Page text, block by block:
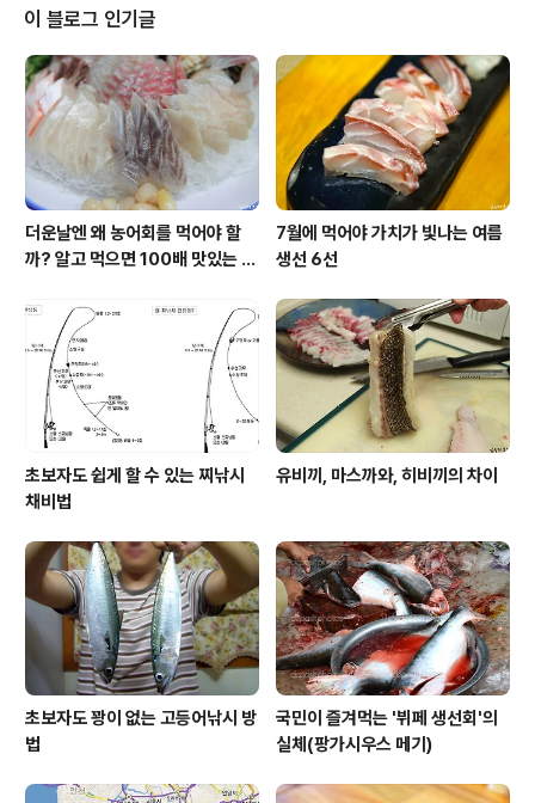
0% 이상으로 이곳을 여행하지 않고선 뉴칼레도니아 여행
을 제대로 하지 못했다고 해도 과언이 아니랍니다. 이제부
터 천혜의 자연과 산호바다가 살아 숨쉬는 곳 일데팡으로
출발해보아요 ^^* 뉴칼레도니아 여행 #9, 천국에 가까운
섬 '일데팡'을 가다. 마젠타 국내선 공항 2일차 아침이 밝았
어요. 호텔 프런트에 콜택시를..
이 블로그 인기글
더운날엔 왜 농어회를 먹어야 할
까? 알고 먹으면 100배 맛있는 농
7월에 먹어야 가치가 빛나는 여름
생선 6선
초보자도 쉽게 할 수 있는 찌낚시
채비법
유비끼, 마스까와, 히비끼의 차이
초보자도 꽝이 없는 고등어낚시 방
법
국민이 즐겨먹는 '뷔페 생선회'의
실체(팡가시우스 메기)